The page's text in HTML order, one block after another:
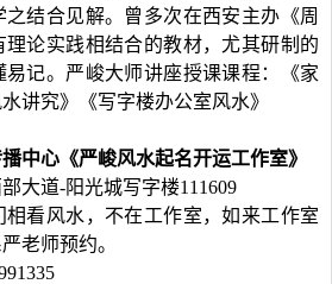
结合见解。曾多次在西安主办《周
论实践相结合的教材，尤其研制的
易记。严峻大师讲座授课课程：《家
讲究》《写字楼办公室风水》
中心《严峻风水起名开运工作室》
大道-阳光城写字楼111609
看风水，不在工作室，如来工作室
老师预约。